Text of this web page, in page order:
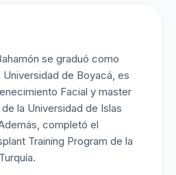
se graduó como
Universidad de Boyacá, es
Facial y master
la Universidad de Islas
completó el
Training Program de la